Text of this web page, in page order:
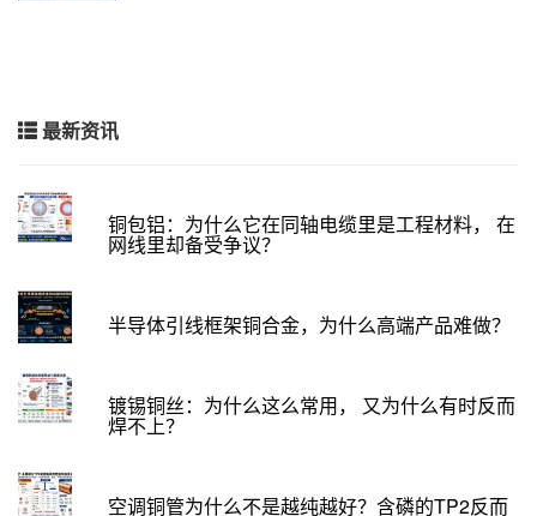
最新资讯
铜包铝：为什么它在同轴电缆里是工程材料， 在
网线里却备受争议？
半导体引线框架铜合金，为什么高端产品难做？
镀锡铜丝：为什么这么常用， 又为什么有时反而
焊不上？
空调铜管为什么不是越纯越好？含磷的TP2反而